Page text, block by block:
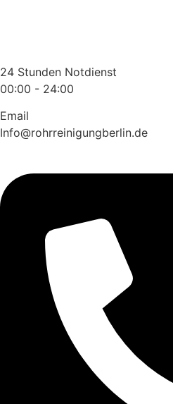
24 Stunden Notdienst
00:00 - 24:00
Email
Info@rohrreinigungberlin.de